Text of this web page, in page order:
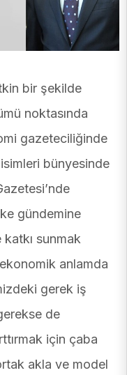
bir şekilde
noktasında
gazeteciliğinde
bünyesinde
gündemine
katkı sunmak
anlamda
gerek iş
de
için çaba
akla ve model